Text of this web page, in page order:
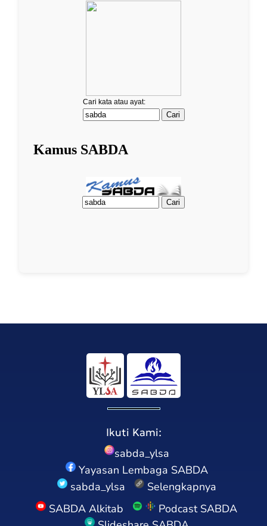
Ikuti Kami:
sabda_ylsa
Yayasan Lembaga SABDA
sabda_ylsa
Selengkapnya
SABDA Alkitab
Podcast SABDA